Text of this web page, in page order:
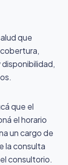
que
que el
el horario
un cargo de
la consulta
consultorio.